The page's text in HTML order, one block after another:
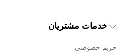
خدمات مشتریان
حریم خصوصی